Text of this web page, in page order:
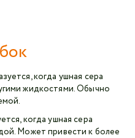
когда ушная сера
жидкостями. Обычно
когда ушная сера
Может привести к более